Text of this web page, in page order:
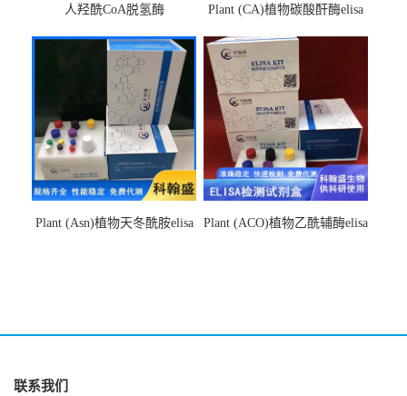
人羟酰CoA脱氢酶
Plant (CA)植物碳酸酐酶elisa
Plant (Asn)植物天冬酰胺elisa
Plant (ACO)植物乙酰辅酶elisa
联系我们